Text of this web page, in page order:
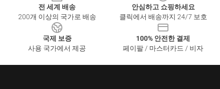
전 세계 배송
200개 이상의 국가로 배송
안심하고 쇼핑하세요
클릭에서 배송까지 24/7 보호
국제 보증
사용 국가에서 제공
100% 안전한 결제
페이팔 / 마스터카드 / 비자